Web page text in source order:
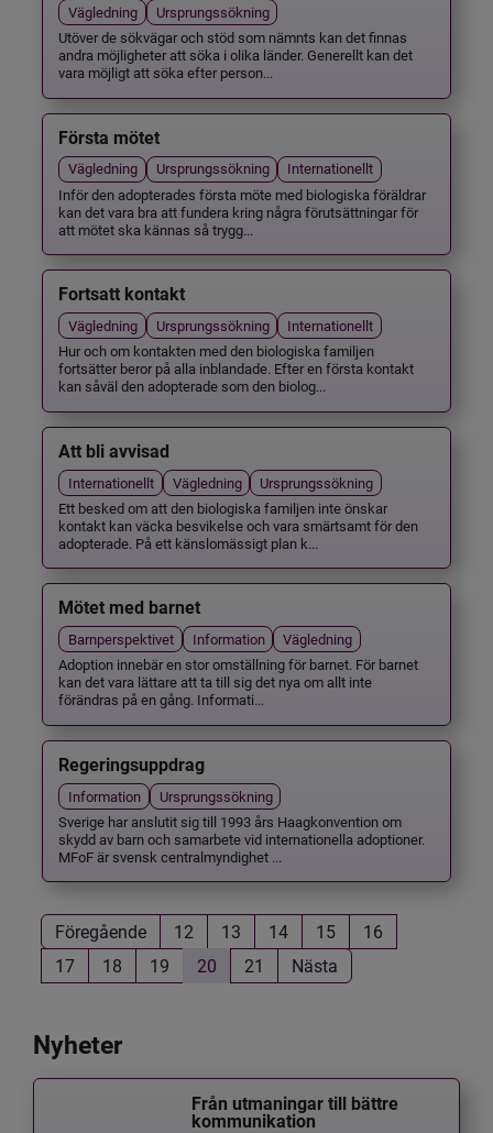
Vägledning
Ursprungssökning
Utöver de sökvägar och stöd som nämnts kan det finnas
andra möjligheter att söka i olika länder. Generellt kan det
vara möjligt att söka efter person...
Första mötet
Vägledning Ursprungssökning
Internationellt
Inför den adopterades första möte med biologiska föräldrar
kan det vara bra att fundera kring några förutsättningar för
att mötet ska kännas så trygg...
Fortsatt kontakt
Vägledning Ursprungssökning
Internationellt
Hur och om kontakten med den biologiska familjen
fortsätter beror på alla inblandade. Efter en första kontakt
kan såväl den adopterade som den biolog...
Att bli avvisad
Internationellt Vägledning
Ursprungssökning
Ett besked om att den biologiska familjen inte önskar
kontakt kan väcka besvikelse och vara smärtsamt för den
adopterade. På ett känslomässigt plan k...
Mötet med barnet
Barnperspektivet Information
Vägledning
Adoption innebär en stor omställning för barnet. För barnet
kan det vara lättare att ta till sig det nya om allt inte
förändras på en gång. Informati...
Regeringsuppdrag
Information
Ursprungssökning
Sverige har anslutit sig till 1993 års Haagkonvention om
skydd av barn och samarbete vid internationella adoptioner.
MFoF är svensk centralmyndighet ...
Föregående 12 13 14 15
16
17
18 19 20 21 Nästa
Nyheter
Från utmaningar till bättre
kommunikation